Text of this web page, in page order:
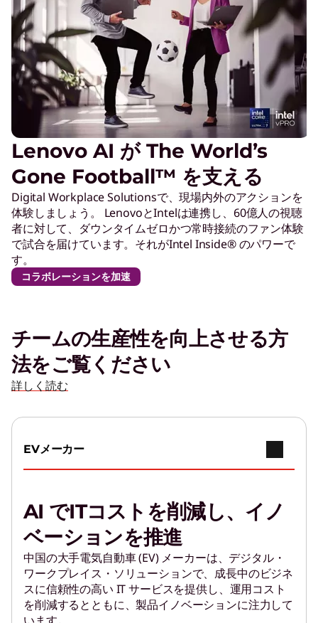
Lenovo AI が The World’s
Gone Football™ を支える
Digital Workplace Solutionsで、現場内外のアクションを
体験しましょう。 LenovoとIntelは連携し、60億人の視聴
者に対して、ダウンタイムゼロかつ常時接続のファン体験
で試合を届けています。それがIntel Inside® のパワーで
す。
コラボレーションを加速
チームの生産性を向上させる方
法をご覧ください
詳しく読む
EVメーカー
AI でITコストを削減し、イノ
ベーションを推進
中国の大手電気自動車 (EV) メーカーは、デジタル・
ワークプレイス・ソリューションで、成長中のビジネ
スに信頼性の高い IT サービスを提供し、運用コスト
を削減するとともに、製品イノベーションに注力して